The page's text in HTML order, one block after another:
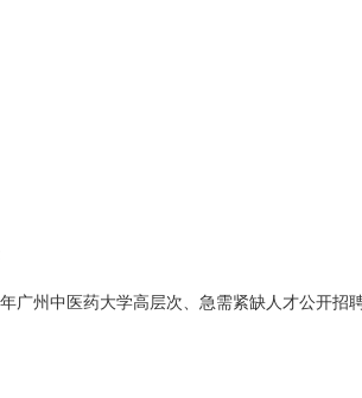
广州中医药大学高层次、急需紧缺人才公开招